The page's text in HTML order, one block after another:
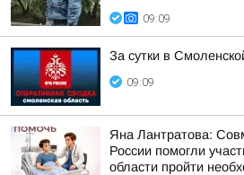
09:09
За сутки в
09:09
Яна Лантратова:
России помогли
области пройти